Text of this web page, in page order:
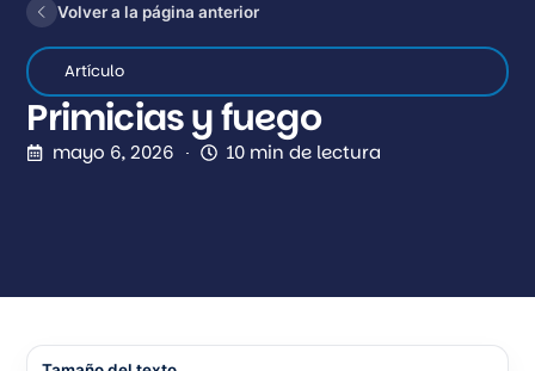
Volver a la página anterior
Artículo
Primicias y fuego
mayo 6, 2026 10 min de lectura